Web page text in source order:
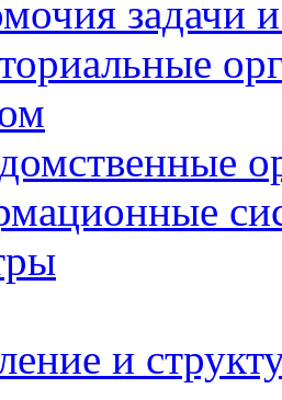
задачи
и